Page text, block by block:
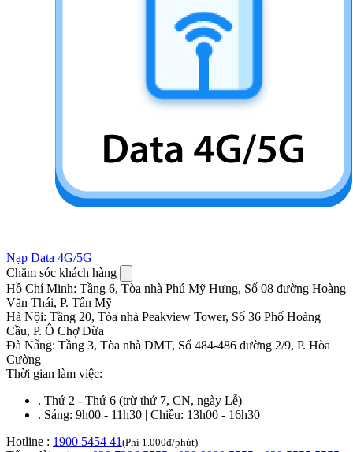
Nạp Data 4G/5G
Chăm sóc khách hàng
Hồ Chí Minh: Tầng 6, Tòa nhà Phú Mỹ Hưng, Số 08 đường Hoàng
Văn Thái, P. Tân Mỹ
Hà Nội: Tầng 20, Tòa nhà Peakview Tower, Số 36 Phố Hoàng
Cầu, P. Ô Chợ Dừa
Đà Nẵng: Tầng 3, Tòa nhà DMT, Số 484-486 đường 2/9, P. Hòa
Cường
Thời gian làm việc:
. Thứ 2 - Thứ 6 (trừ thứ 7, CN, ngày Lễ)
. Sáng: 9h00 - 11h30 | Chiều: 13h00 - 16h30
Hotline : 1900 5454 41 (Phí 1.000đ/phút)